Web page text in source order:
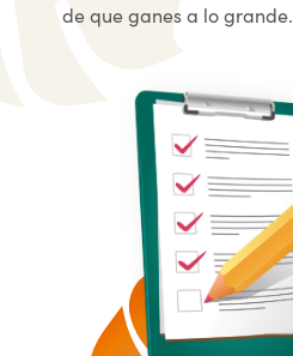
de que ganes a lo grande.